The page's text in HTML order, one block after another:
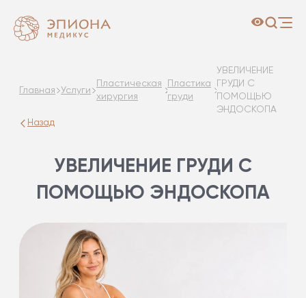
Главная Услуги
Пластическая
хирургия
Пластика
груди
УВЕЛИЧЕНИЕ
ГРУДИ С
ПОМОЩЬЮ
ЭНДОСКОПА
Назад
УВЕЛИЧЕНИЕ ГРУДИ С
ПОМОЩЬЮ ЭНДОСКОПА